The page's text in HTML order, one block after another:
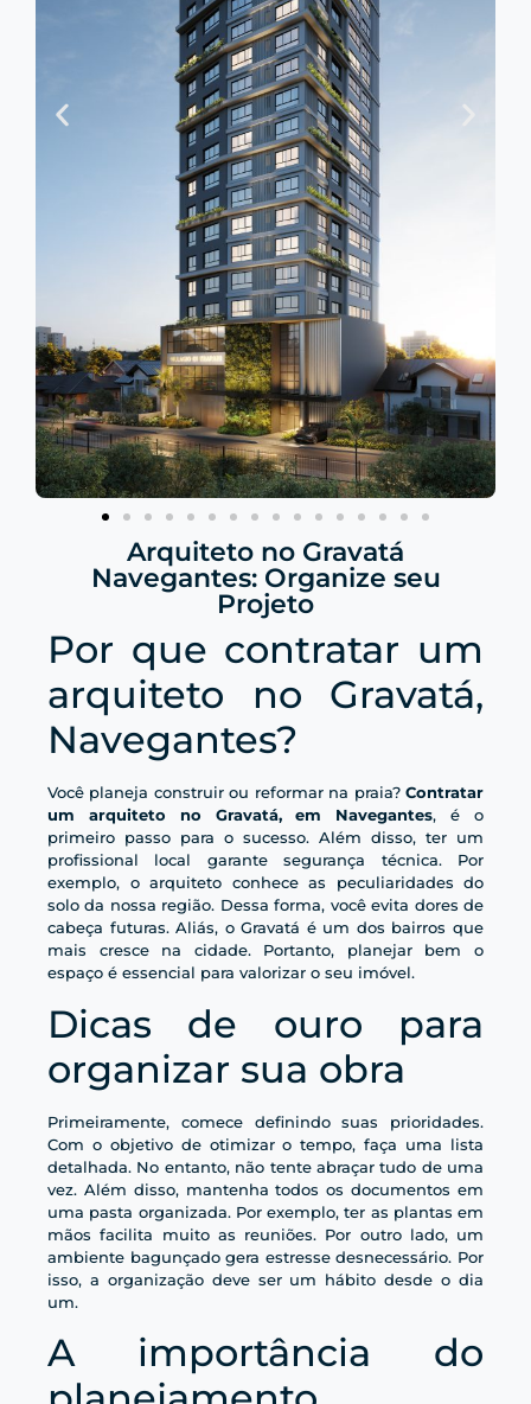
Arquiteto no Gravatá
Navegantes: Organize seu
Projeto
Por que contratar um
arquiteto no Gravatá,
Navegantes?
Você planeja construir ou reformar na praia? Contratar
um arquiteto no Gravatá, em Navegantes, é o
primeiro passo para o sucesso. Além disso, ter um
profissional local garante segurança técnica. Por
exemplo, o arquiteto conhece as peculiaridades do
solo da nossa região. Dessa forma, você evita dores de
cabeça futuras. Aliás, o Gravatá é um dos bairros que
mais cresce na cidade. Portanto, planejar bem o
espaço é essencial para valorizar o seu imóvel.
Dicas de ouro para
organizar sua obra
Primeiramente, comece definindo suas prioridades.
Com o objetivo de otimizar o tempo, faça uma lista
detalhada. No entanto, não tente abraçar tudo de uma
vez. Além disso, mantenha todos os documentos em
uma pasta organizada. Por exemplo, ter as plantas em
mãos facilita muito as reuniões. Por outro lado, um
ambiente bagunçado gera estresse desnecessário. Por
isso, a organização deve ser um hábito desde o dia
um.
A importância do